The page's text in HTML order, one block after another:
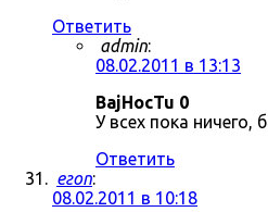
Ответить
admin:
08.02.2011 в 13:13
BajHocTu 0
У всех пока ничего,
Ответить
егоп:
08.02.2011 в 10:18